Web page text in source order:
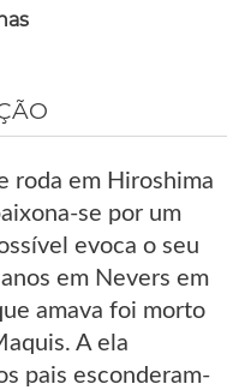
roda em Hiroshima
se por um
evoca o seu
em Nevers em
amava foi morto
A ela
pais esconderam-